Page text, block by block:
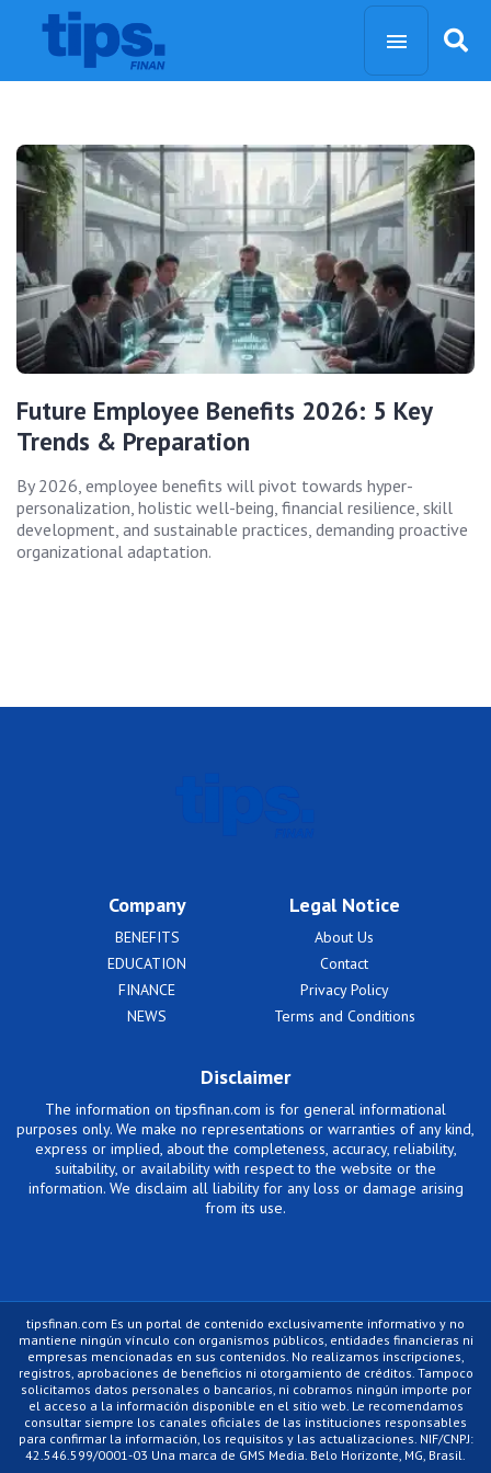
Future Employee Benefits 2026: 5 Key
Trends & Preparation
By 2026, employee benefits will pivot towards hyper-
personalization, holistic well-being, financial resilience, skill
development, and sustainable practices, demanding proactive
organizational adaptation.
Company
BENEFITS
EDUCATION
FINANCE
NEWS
Legal Notice
About Us
Contact
Privacy Policy
Terms and Conditions
Disclaimer
The information on tipsfinan.com is for general informational
purposes only. We make no representations or warranties of any kind,
express or implied, about the completeness, accuracy, reliability,
suitability, or availability with respect to the website or the
information. We disclaim all liability for any loss or damage arising
from its use.
tipsfinan.com Es un portal de contenido exclusivamente informativo y no
mantiene ningún vínculo con organismos públicos, entidades financieras ni
empresas mencionadas en sus contenidos. No realizamos inscripciones,
registros, aprobaciones de beneficios ni otorgamiento de créditos. Tampoco
solicitamos datos personales o bancarios, ni cobramos ningún importe por
el acceso a la información disponible en el sitio web. Le recomendamos
consultar siempre los canales oficiales de las instituciones responsables
para confirmar la información, los requisitos y las actualizaciones. NIF/CNPJ:
42.546.599/0001-03 Una marca de GMS Media. Belo Horizonte, MG, Brasil.